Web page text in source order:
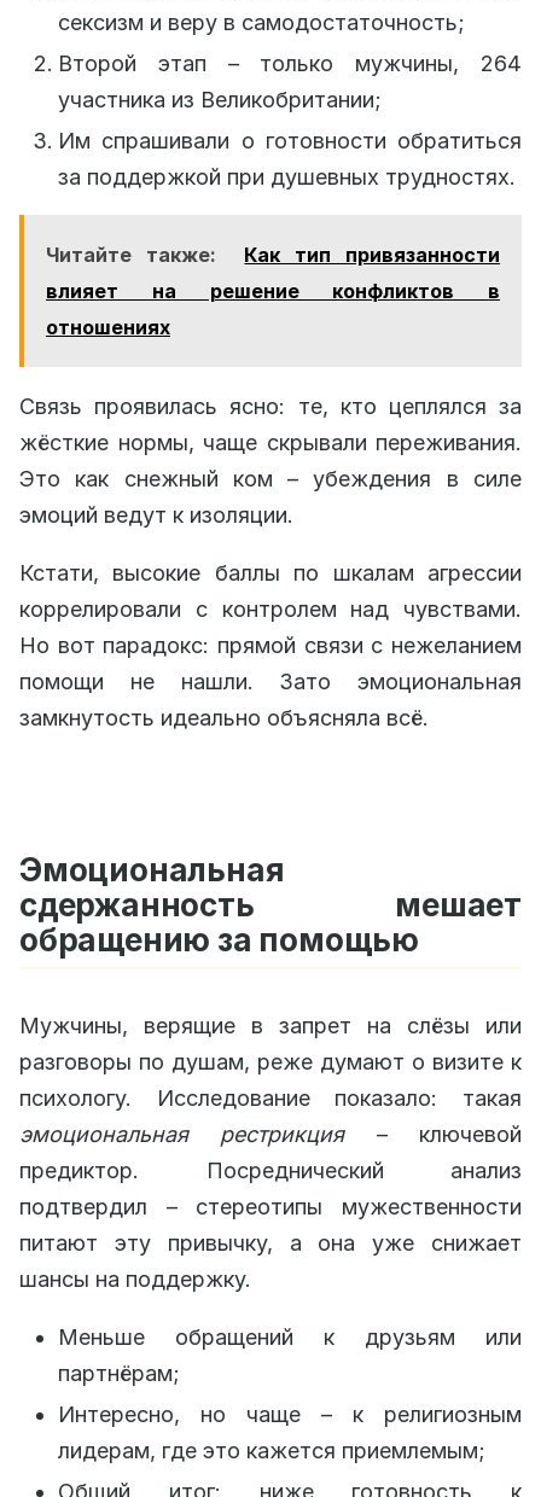
сексизм и веру в самодостаточность;
Второй этап – только мужчины, 264
участника из Великобритании;
Им спрашивали о готовности обратиться
за поддержкой при душевных трудностях.
Читайте также:
Как тип привязанности
влияет на решение конфликтов в
отношениях
Связь проявилась ясно: те, кто цеплялся за
жёсткие нормы, чаще скрывали переживания.
Это как снежный ком – убеждения в силе
эмоций ведут к изоляции.
Кстати, высокие баллы по шкалам агрессии
коррелировали с контролем над чувствами.
Но вот парадокс: прямой связи с нежеланием
помощи не нашли. Зато эмоциональная
замкнутость идеально объясняла всё.
Эмоциональная
сдержанность мешает
обращению за помощью
Мужчины, верящие в запрет на слёзы или
разговоры по душам, реже думают о визите к
психологу. Исследование показало: такая
эмоциональная рестрикция– ключевой
предиктор. Посреднический анализ
подтвердил – стереотипы мужественности
питают эту привычку, а она уже снижает
шансы на поддержку.
Меньше обращений к друзьям или
партнёрам;
Интересно, но чаще – к религиозным
лидерам, где это кажется приемлемым;
Общий итог: ниже готовность к